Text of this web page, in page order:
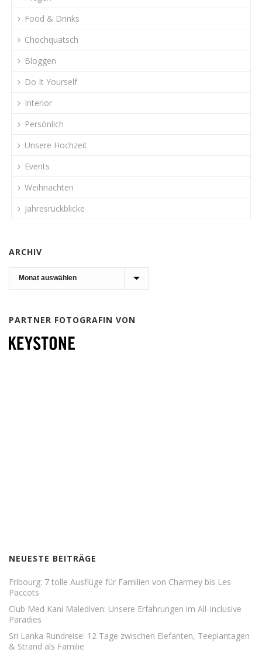
Food & Drinks
Chochquatsch
Bloggen
Do It Yourself
Interior
Persönlich
Unsere Hochzeit
Events
Weihnachten
Jahresrückblicke
ARCHIV
Archiv
PARTNER FOTOGRAFIN VON
NEUESTE BEITRÄGE
Fribourg: 7 tolle Ausflüge für Familien von Charmey bis Les
Paccots
Club Med Kani Malediven: Unsere Erfahrungen im All-Inclusive
Paradies
Sri Lanka Rundreise: 12 Tage zwischen Elefanten, Teeplantagen
& Strand als Familie